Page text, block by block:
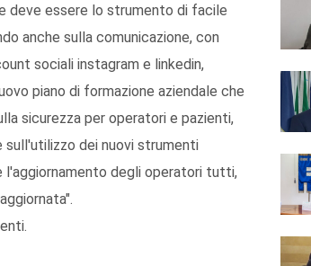
deve essere lo strumento di facile
anche sulla comunicazione, con
sociali instagram e linkedin,
piano di formazione aziendale che
sicurezza per operatori e pazienti,
sull'utilizzo dei nuovi strumenti
degli operatori tutti,